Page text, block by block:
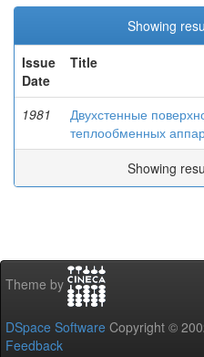
Showing
Issue
Date
Title
1981
Двухстенные
теплообменных
Showing
Theme by
DSpace Software Copyright ©
Feedback